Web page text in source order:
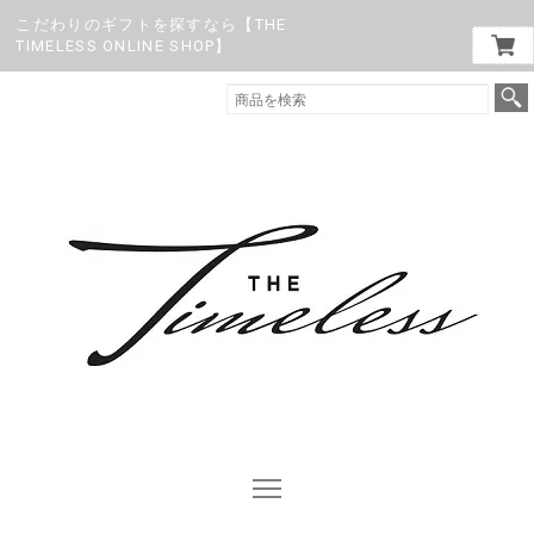
こだわりのギフトを探すなら【THE
TIMELESS ONLINE SHOP】